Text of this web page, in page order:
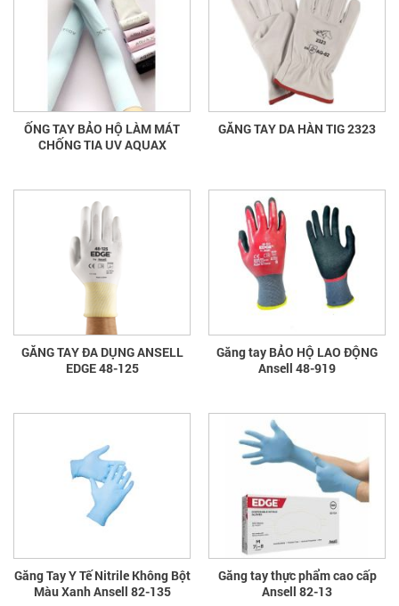
ỐNG TAY BẢO HỘ LÀM MÁT
CHỐNG TIA UV AQUAX
GĂNG TAY DA HÀN TIG 2323
GĂNG TAY ĐA DỤNG ANSELL
EDGE 48-125
Găng tay BẢO HỘ LAO ĐỘNG
Ansell 48-919
Găng Tay Y Tế Nitrile Không Bột
Màu Xanh Ansell 82-135
Găng tay thực phẩm cao cấp
Ansell 82-13